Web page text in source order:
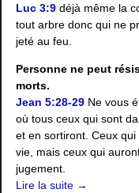
Luc 3:9 déjà même la
tout arbre donc qui ne
jeté au feu.
Personne ne peut
morts.
Jean 5:28-29 Ne vous
où tous ceux qui sont
et en sortiront. Ceux
vie, mais ceux qui
jugement.
Lire la suite →